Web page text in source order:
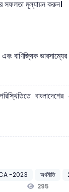
সফলতা মূল্যায়ন করুন।
বাণিজ্যিক
-2023 অর্থনীতি
295